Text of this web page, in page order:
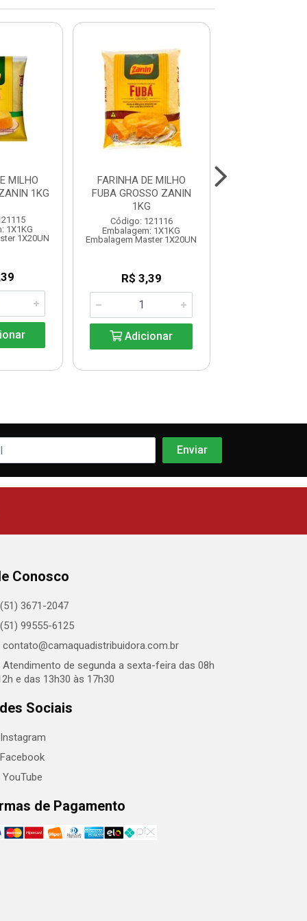
MILHO
1KG
1X1KG
1X20UN
FARINHA DE MILHO
FUBA GROSSO ZANIN
1KG
Código: 121116
Embalagem: 1X1KG
Embalagem Master 1X20UN
R$ 3,39
Adicionar
Conosco
(51) 3671-2047
(51) 99555-6125
contato@camaquadistribuidora.com.br
Atendimento de segunda a sexta-feira das 08h
e das 13h30 às 17h30
Sociais
Instagram
Facebook
YouTube
de Pagamento